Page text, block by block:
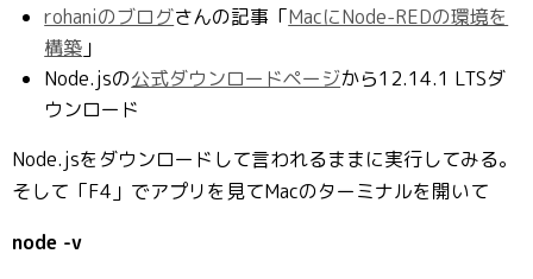
rohaniのブログさんの記事「MacにNode-REDの環境を
構築 」
Node.jsの公式ダウンロードページから12.14.1 LTSダ
ウンロード
Node.jsをダウンロードして言われるままに実行してみる。
そして「F4」でアプリを見てMacのターミナルを開いて
node -v